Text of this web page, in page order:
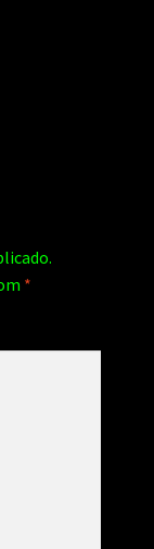
*